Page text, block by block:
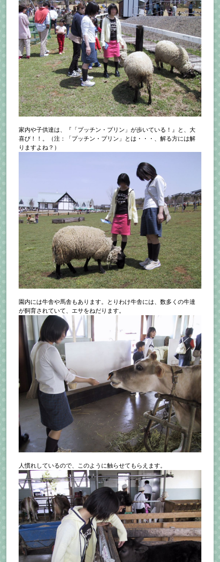
家内や子供達は、『「プッチン・プリン」が歩いている！』と、大
喜び！！。（注：「プッチン・プリン」とは・・・、解る方には解
りますよね？）
園内には牛舎や馬舎もあります。とりわけ牛舎には、数多くの牛達
が飼育されていて、エサをねだります。
人慣れしているので、このように触らせてもらえます。